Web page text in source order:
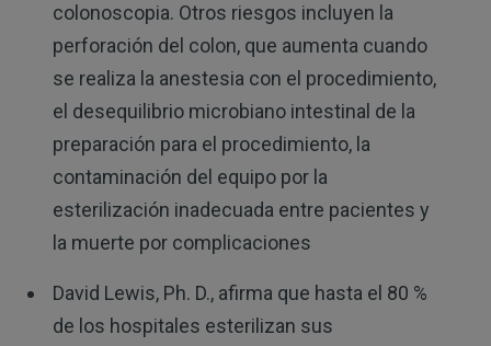
colonoscopia. Otros riesgos incluyen la
perforación del colon, que aumenta cuando
se realiza la anestesia con el procedimiento,
el desequilibrio microbiano intestinal de la
preparación para el procedimiento, la
contaminación del equipo por la
esterilización inadecuada entre pacientes y
la muerte por complicaciones
David Lewis, Ph. D., afirma que hasta el 80 %
de los hospitales esterilizan sus